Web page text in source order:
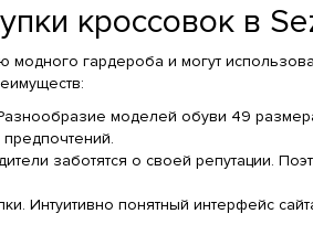
кроссовок в
модного гардероба и могут
моделей обуви 49
заботятся о своей репутации.
Интуитивно понятный интерфейс